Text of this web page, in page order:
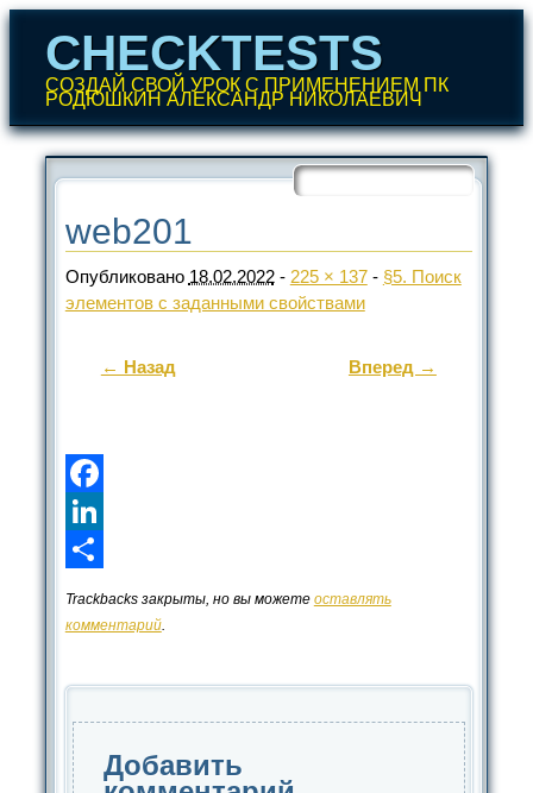
CHECKTESTS
СОЗДАЙ СВОЙ УРОК С ПРИМЕНЕНИЕМ ПК
РОДЮШКИН АЛЕКСАНДР НИКОЛАЕВИЧ
Главное меню
Перейти
к
web201
Опубликовано 18.02.2022- 225 × 137- §5. Поиск
элементов с заданными свойствами
← Назад Вперед →
Facebook
LinkedIn
Trackbacks закрыты, но вы можете оставлять
комментарий.
Добавить